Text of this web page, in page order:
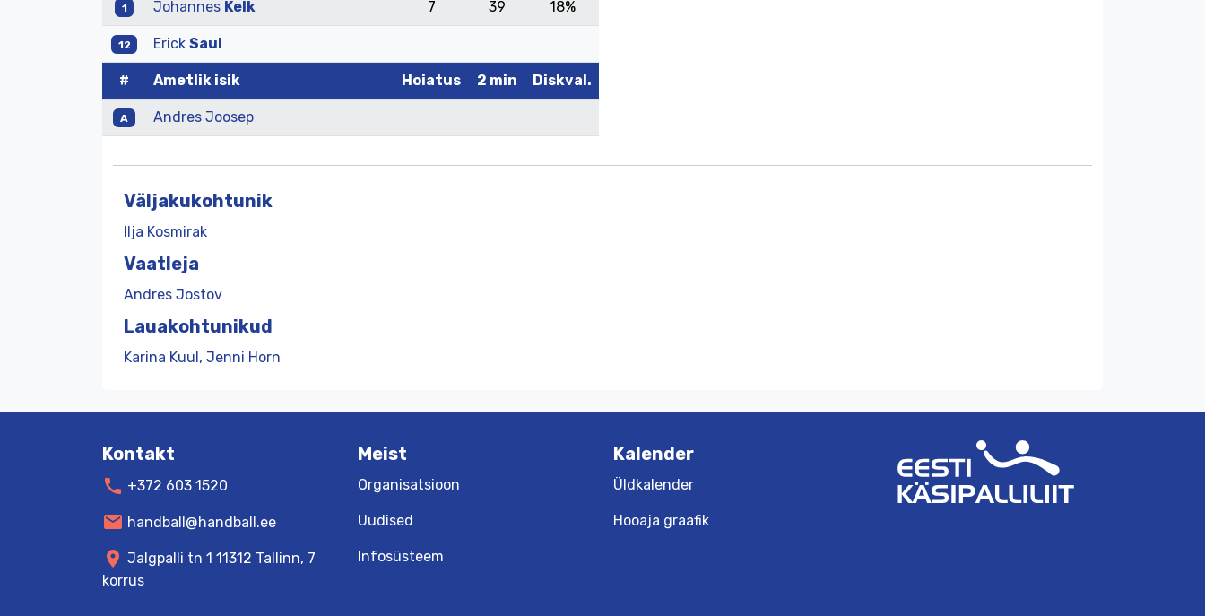
1 Johannes Kelk 7 39 18%
12 Erick Saul
# Ametlik isik Hoiatus 2 min Diskval.
A Andres Joosep
Väljakukohtunik
Ilja Kosmirak
Vaatleja
Andres Jostov
Lauakohtunikud
Karina Kuul, Jenni Horn
Kontakt
call +372 603 1520
mail handball@handball.ee
location_on Jalgpalli tn 1 11312 Tallinn, 7
korrus
Meist
Organisatsioon
Uudised
Infosüsteem
Kalender
Üldkalender
Hooaja graafik